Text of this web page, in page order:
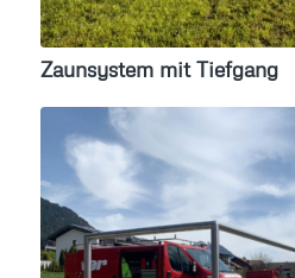
Zaunsystem mit Tiefgang